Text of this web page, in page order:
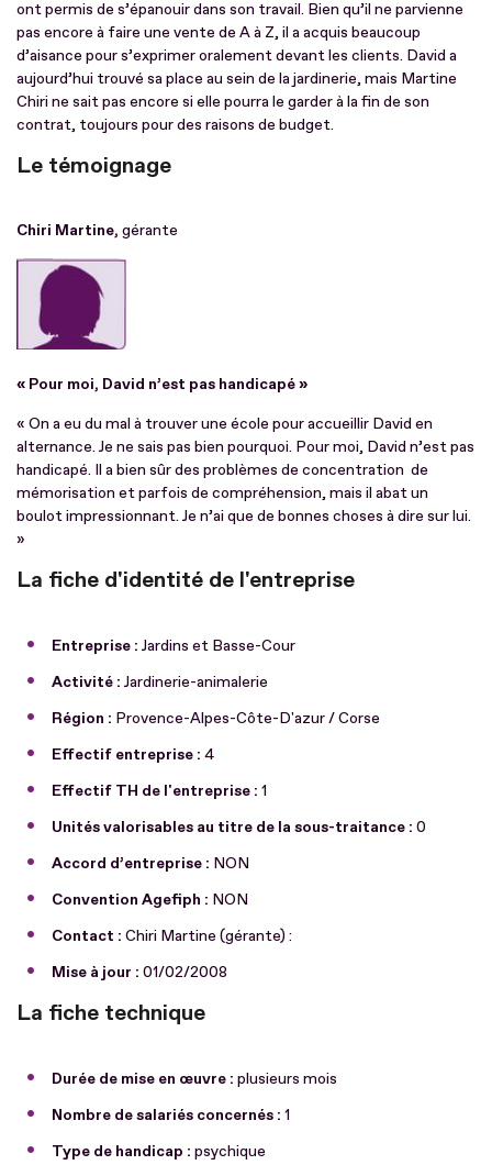
ont permis de s’épanouir dans son travail. Bien qu’il ne parvienne
pas encore à faire une vente de A à Z, il a acquis beaucoup
d’aisance pour s’exprimer oralement devant les clients. David a
aujourd’hui trouvé sa place au sein de la jardinerie, mais Martine
Chiri ne sait pas encore si elle pourra le garder à la fin de son
contrat, toujours pour des raisons de budget.
Le témoignage
Chiri Martine, gérante
« Pour moi, David n’est pas handicapé »
« On a eu du mal à trouver une école pour accueillir David en
alternance. Je ne sais pas bien pourquoi. Pour moi, David n’est pas
handicapé. Il a bien sûr des problèmes de concentration de
mémorisation et parfois de compréhension, mais il abat un
boulot impressionnant. Je n’ai que de bonnes choses à dire sur lui.
»
La fiche d'identité de l'entreprise
Entreprise : Jardins et Basse-Cour
Activité : Jardinerie-animalerie
Région : Provence-Alpes-Côte-D'azur / Corse
Effectif entreprise : 4
Effectif TH de l'entreprise : 1
Unités valorisables au titre de la sous-traitance : 0
Accord d’entreprise : NON
Convention Agefiph : NON
Contact : Chiri Martine (gérante) :
Mise à jour : 01/02/2008
La fiche technique
Durée de mise en œuvre : plusieurs mois
Nombre de salariés concernés : 1
Type de handicap : psychique